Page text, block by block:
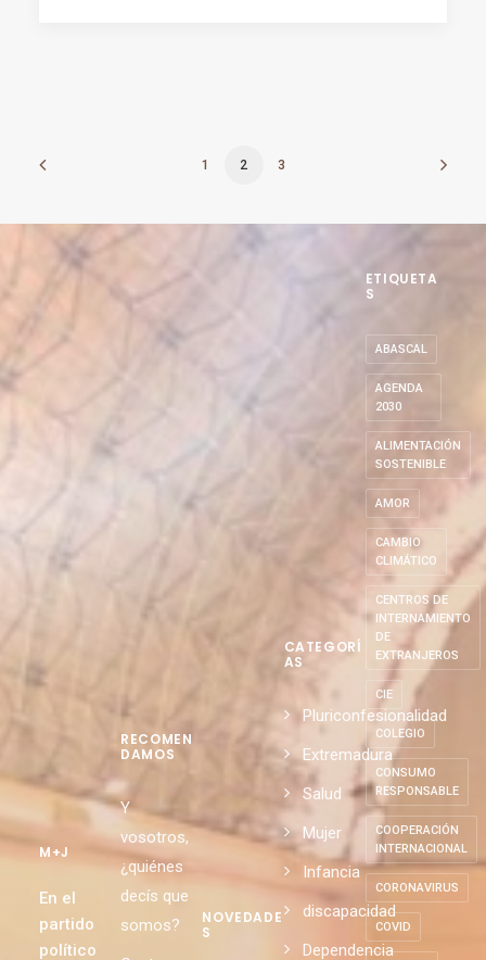
1 2 3
M+J
En el
partido
político
RECOMEN
DAMOS
Y
vosotros,
¿quiénes
decís que
somos?
NOVEDADE
S
CATEGORÍ
AS
Pluriconfesionalidad
Extremadura
Salud
Mujer
Infancia
discapacidad
Dependencia
ETIQUETA
S
ABASCAL
AGENDA
2030
ALIMENTACIÓN
SOSTENIBLE
AMOR
CAMBIO
CLIMÁTICO
CENTROS DE
INTERNAMIENTO
DE
EXTRANJEROS
CIE
COLEGIO
CONSUMO
RESPONSABLE
COOPERACIÓN
INTERNACIONAL
CORONAVIRUS
COVID